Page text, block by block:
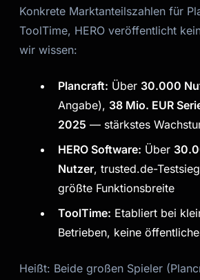
Konkrete Marktanteilszahlen für
ToolTime, HERO veröffentlicht
wir wissen:
Plancraft: Über 30.000
Angabe), 38 Mio. EUR
2025 — stärkstes
HERO Software: Über
Nutzer, trusted.de-
größte Funktionsbreite
ToolTime: Etabliert bei
Betrieben, keine
Heißt: Beide großen Spieler